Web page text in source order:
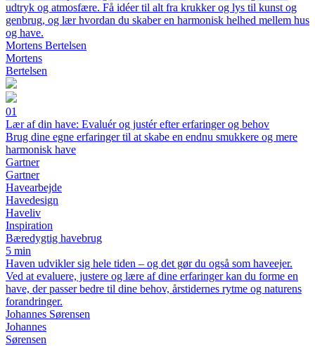
udtryk og atmosfære. Få idéer til alt fra krukker og lys til kunst og
genbrug, og lær hvordan du skaber en harmonisk helhed mellem hus
og have.
Mortens Bertelsen
Mortens
Bertelsen
01
Lær af din have: Evaluér og justér efter erfaringer og behov
Brug dine egne erfaringer til at skabe en endnu smukkere og mere
harmonisk have
Gartner
Gartner
Havearbejde
Havedesign
Haveliv
Inspiration
Bæredygtig havebrug
5 min
Haven udvikler sig hele tiden – og det gør du også som haveejer.
Ved at evaluere, justere og lære af dine erfaringer kan du forme en
have, der passer bedre til dine behov, årstidernes rytme og naturens
forandringer.
Johannes Sørensen
Johannes
Sørensen